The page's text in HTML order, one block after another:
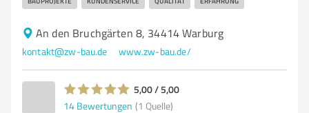
An den Bruchgärten 8, 34414 Warburg
kontakt@zw-bau.de www.zw-bau.de/
5,00 / 5,00
14 Bewertungen (1 Quelle)